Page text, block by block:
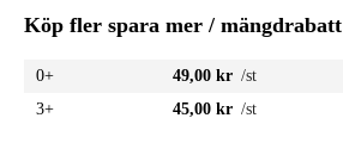
Köp fler spara mer / mängdrabatt
0+ 49,00 kr /st
3+
45,00 kr /st